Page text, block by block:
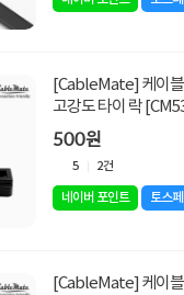
[CableMate] 케이
고강도 타이 락
500원
5 2건
네이버 포인트 토스페
[CableMate] 케이